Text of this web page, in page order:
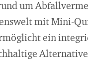
um
mit Mini-
ein